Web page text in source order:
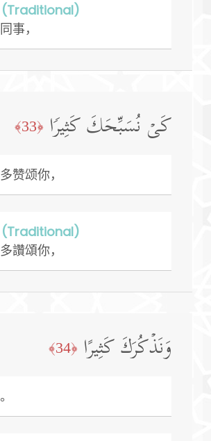
事，
كَیۡ نُسَبِّحَكَ كَثِیرࣰا ﴿33﴾
赞颂你，
讚頌你，
وَنَذۡكُرَكَ كَثِیرًا ﴿34﴾